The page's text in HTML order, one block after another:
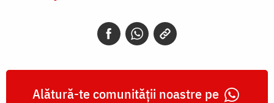
Alătură-te comunității noastre pe